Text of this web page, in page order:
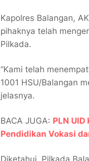
Kapolres Balangan,
pihaknya telah
Pilkada.
“Kami telah
1001 HSU/Balangan
jelasnya.
BACA JUGA: PLN
Pendidikan Vokasi